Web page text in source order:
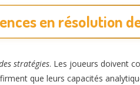
en résolution
stratégies. Les joueurs doivent
que leurs capacités